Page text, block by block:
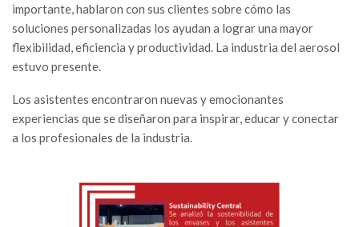
importante, hablaron con sus clientes sobre cómo las
soluciones personalizadas los ayudan a lograr una mayor
flexibilidad, eficiencia y productividad. La industria del aerosol
estuvo presente.
Los asistentes encontraron nuevas y emocionantes
experiencias que se diseñaron para inspirar, educar y conectar
a los profesionales de la industria.